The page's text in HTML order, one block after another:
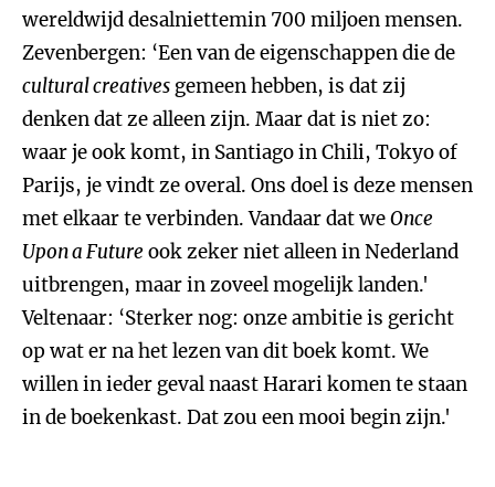
wereldwijd desalniettemin 700 miljoen mensen.
Zevenbergen: ‘Een van de eigenschappen die de
cultural creatives gemeen hebben, is dat zij
denken dat ze alleen zijn. Maar dat is niet zo:
waar je ook komt, in Santiago in Chili, Tokyo of
Parijs, je vindt ze overal. Ons doel is deze mensen
met elkaar te verbinden. Vandaar dat weOnce
Upon a Future ook zeker niet alleen in Nederland
uitbrengen, maar in zoveel mogelijk landen.'
Veltenaar: ‘Sterker nog: onze ambitie is gericht
op wat er na het lezen van dit boek komt. We
willen in ieder geval naast Harari komen te staan
in de boekenkast. Dat zou een mooi begin zijn.'